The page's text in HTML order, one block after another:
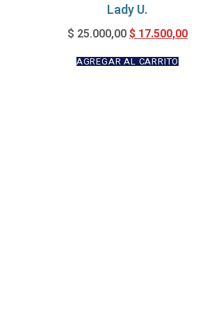
Lady U.
$ 25.000,00 $17.500,00
AGREGAR AL CARRITO